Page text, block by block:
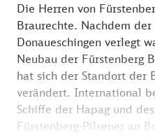
Die Herren von
Braurechte. Nachdem
Donaueschingen verlegt
Neubau der Fürstenberg
hat sich der Standort der
verändert. International
Schiffe der Hapag und
Fürstenberg-Pilsener an